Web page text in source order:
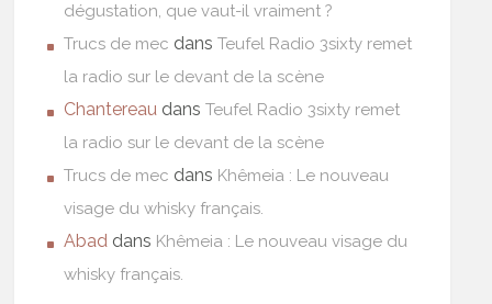
dégustation, que vaut-il vraiment ?
Trucs de mec dansTeufel Radio 3sixty remet
la radio sur le devant de la scène
Chantereau dansTeufel Radio 3sixty remet
la radio sur le devant de la scène
Trucs de mec dans Khêmeia : Le nouveau
visage du whisky français.
Abad dans Khêmeia : Le nouveau visage du
whisky français.